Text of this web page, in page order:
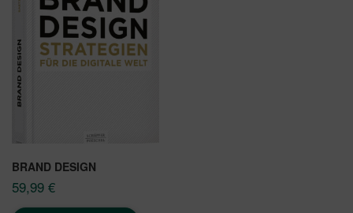
BRAND DESIGN
59,99 €